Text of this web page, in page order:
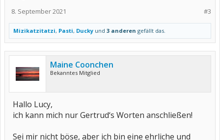
#3
8. September 2021
Mizikatzitatzi, Pasti, Ducky und 3 anderen gefällt das.
Maine Coonchen
Bekanntes Mitglied
Hallo Lucy,
ich kann mich nur Gertrud‘s Worten anschließen!
Sei mir nicht böse, aber ich bin eine ehrliche und